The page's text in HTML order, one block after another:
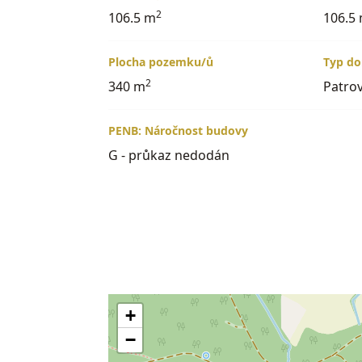
Nechte se okouzlit klidným životem v
blízkosti dvou krajských měst. (Do
106.5 m2 106.5
Plocha pozemku/ů
340 m2
Typ
PENB: Náročnost budovy
G - průkaz nedodán
+
−